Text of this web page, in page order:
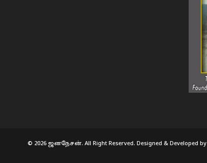
© 2026 ஜனநேசன். All Right Reserved. Designed & Developed by